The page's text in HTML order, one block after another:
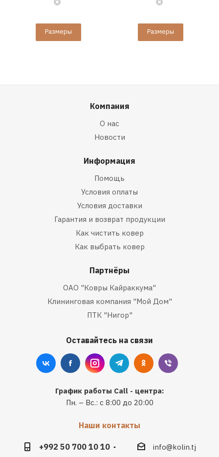
Размеры Размеры
Компания
О нас
Новости
Информация
Помощь
Условия оплаты
Условия доставки
Гарантия и возврат продукции
Как чистить ковер
Как выбрать ковер
Партнёры
ОАО "Ковры Кайраккума"
Клининговая компания "Мой Дом"
ПТК "Нигор"
Оставайтесь на связи
График работы Call - центра:
Пн. – Вс.: с 8:00 до 20:00
Наши контакты
+992 50 700 10 10 info@kolin.tj